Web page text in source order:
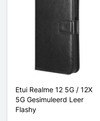
Etui Realme 12 5G / 12X
5G Gesimuleerd Leer
Flashy